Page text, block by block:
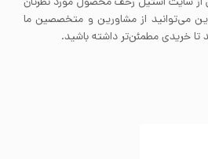
می‌توانید از مشاورین و متخصصین ما
تا خریدی مطمئن‌تر داشته باشید.